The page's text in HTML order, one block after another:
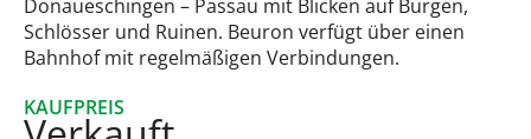
Donaueschingen – Passau mit Blicken auf Burgen,
Schlösser und Ruinen. Beuron verfügt über einen
Bahnhof mit regelmäßigen Verbindungen.
KAUFPREIS